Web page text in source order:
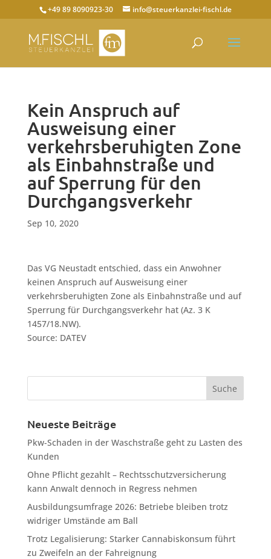
+49 89 8090923-30 info@steuerkanzlei-fischl.de
Kein Anspruch auf
Ausweisung einer
verkehrsberuhigten Zone
als Einbahnstraße und
auf Sperrung für den
Durchgangsverkehr
Sep 10, 2020
Das VG Neustadt entschied, dass ein Anwohner
keinen Anspruch auf Ausweisung einer
verkehrsberuhigten Zone als Einbahnstraße und auf
Sperrung für Durchgangsverkehr hat (Az. 3 K
1457/18.NW).
Source: DATEV
Neueste Beiträge
Pkw-Schaden in der Waschstraße geht zu Lasten des
Kunden
Ohne Pflicht gezahlt – Rechtsschutzversicherung
kann Anwalt dennoch in Regress nehmen
Ausbildungsumfrage 2026: Betriebe bleiben trotz
widriger Umstände am Ball
Trotz Legalisierung: Starker Cannabiskonsum führt
zu Zweifeln an der Fahreignung